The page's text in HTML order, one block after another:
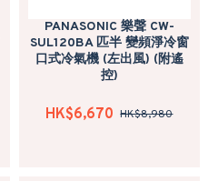
PANASONIC 樂聲 CW-
SUL120BA 匹半 變頻淨冷窗
口式冷氣機 (左出風) (附遙
控)
HK$6,670 HK$8,980